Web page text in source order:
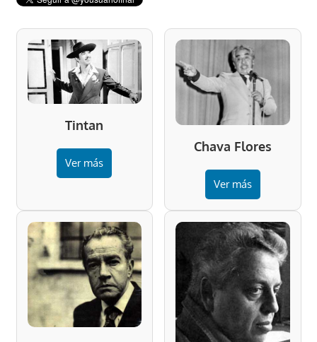
Tintan
Ver más
Chava Flores
Ver más